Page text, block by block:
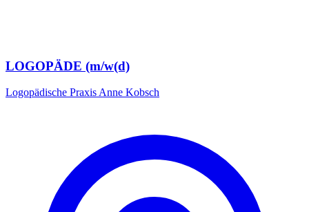
LOGOPÄDE (m/w(d)
Logopädische Praxis Anne Kobsch